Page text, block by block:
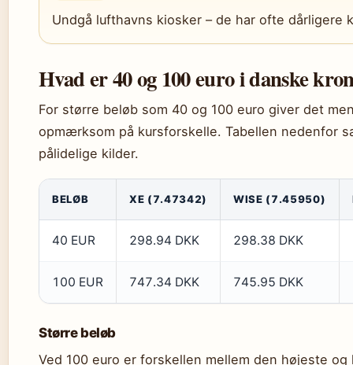
Undgå lufthavns kiosker – de har ofte dårligere
Hvad er 40 og 100 euro i danske
For større beløb som 40 og 100 euro giver det
opmærksom på kursforskelle. Tabellen nedenfor
pålidelige kilder.
BELØB XE (7.47342) WISE (7.45950)
40 EUR 298.94 DKK 298.38 DKK
100 EUR 747.34 DKK 745.95 DKK
Større beløb
Ved 100 euro er forskellen mellem den højeste og